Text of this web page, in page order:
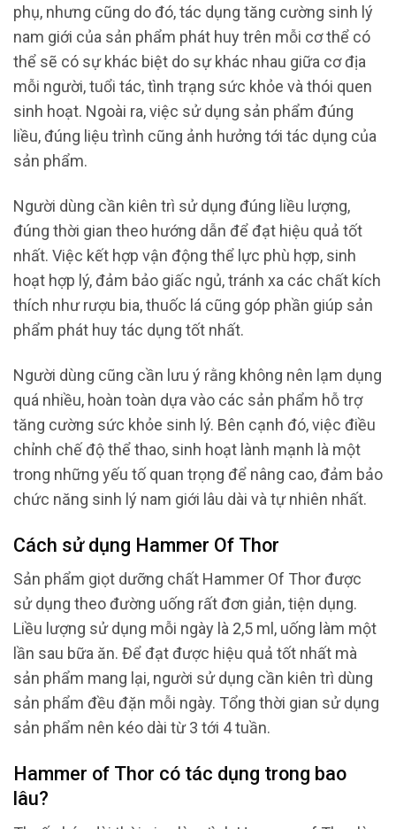
phụ, nhưng cũng do đó, tác dụng tăng cường sinh lý
nam giới của sản phẩm phát huy trên mỗi cơ thể có
thể sẽ có sự khác biệt do sự khác nhau giữa cơ địa
mỗi người, tuổi tác, tình trạng sức khỏe và thói quen
sinh hoạt. Ngoài ra, việc sử dụng sản phẩm đúng
liều, đúng liệu trình cũng ảnh hưởng tới tác dụng của
sản phẩm.
Người dùng cần kiên trì sử dụng đúng liều lượng,
đúng thời gian theo hướng dẫn để đạt hiệu quả tốt
nhất. Việc kết hợp vận động thể lực phù hợp, sinh
hoạt hợp lý, đảm bảo giấc ngủ, tránh xa các chất kích
thích như rượu bia, thuốc lá cũng góp phần giúp sản
phẩm phát huy tác dụng tốt nhất.
Người dùng cũng cần lưu ý rằng không nên lạm dụng
quá nhiều, hoàn toàn dựa vào các sản phẩm hỗ trợ
tăng cường sức khỏe sinh lý. Bên cạnh đó, việc điều
chỉnh chế độ thể thao, sinh hoạt lành mạnh là một
trong những yếu tố quan trọng để nâng cao, đảm bảo
chức năng sinh lý nam giới lâu dài và tự nhiên nhất.
Cách sử dụng Hammer Of Thor
Sản phẩm giọt dưỡng chất Hammer Of Thor được
sử dụng theo đường uống rất đơn giản, tiện dụng.
Liều lượng sử dụng mỗi ngày là 2,5 ml, uống làm một
lần sau bữa ăn. Để đạt được hiệu quả tốt nhất mà
sản phẩm mang lại, người sử dụng cần kiên trì dùng
sản phẩm đều đặn mỗi ngày. Tổng thời gian sử dụng
sản phẩm nên kéo dài từ 3 tới 4 tuần.
Hammer of Thor có tác dụng trong bao
lâu?